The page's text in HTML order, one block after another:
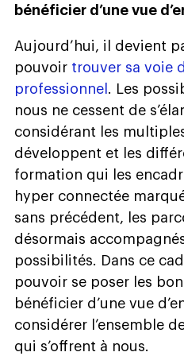
bénéficier d’une vue
Aujourd’hui, il devient
pouvoir trouver sa voie
professionnel . Les
nous ne cessent de
considérant les
développent et les
formation qui les
hyper connectée
sans précédent, les
désormais
possibilités. Dans ce
pouvoir se poser les
bénéficier d’une vue
considérer l’ensemble
qui s’offrent à nous.